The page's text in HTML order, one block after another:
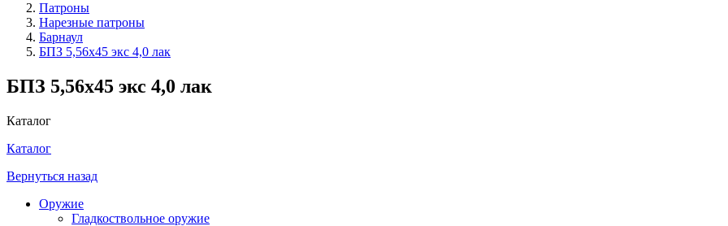
Патроны
Нарезные патроны
Барнаул
БПЗ 5,56х45 экс 4,0 лак
БПЗ 5,56х45 экс 4,0 лак
Каталог
Каталог
Вернуться назад
Оружие
Гладкоствольное оружие